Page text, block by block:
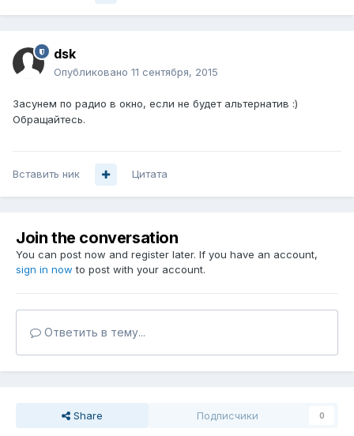
dsk
Опубликовано 11 сентября, 2015
Засунем по радио в окно, если не будет альтернатив :)
Обращайтесь.
Вставить ник Цитата
Join the conversation
You can post now and register later. If you have an account,
sign in now to post with your account.
Ответить в тему...
Share Подписчики 0